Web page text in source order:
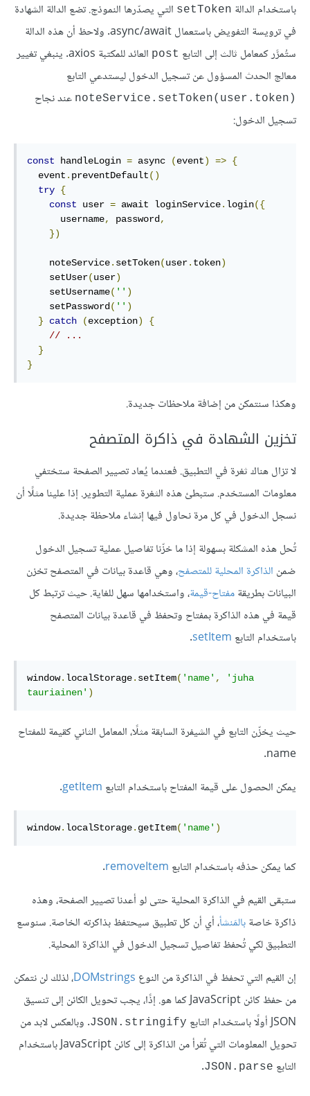
باستخدام الدالة setToken التي يصدّرها النموذج. تضع الدالة الشهادة
في ترويسة التفويض باستعمال async/await. ولاحظ أن هذه الدالة
ستُمرَّر كمعامل ثالث إلى التابع post
العائد للمكتبة axios. ينبغي تغيير
معالج الحدث المسؤول عن تسجيل الدخول ليستدعي التابع
(noteService.setToken(user.token
عند نجاح
تسجيل الدخول:
const handleLogin = async (event) => {
  event
. preventDefault()
try {
const user = await loginService. login({
      username
, password ,
})
    noteService
. setToken(user. token)
    setUser
(user)
    setUsername
( '' )
    setPassword
( '' )
}
catch (exception)
{
// ...
}
}
وهكذا سنتمكن من إضافة ملاحظات جديدة.
تخزين الشهادة في ذاكرة المتصفح
لا تزال هناك ثغرة في التطبيق. فعندما يُعاد تصيير الصفحة ستختفي
معلومات المستخدم. ستبطئ هذه الثغرة عملية التطوير. إذا علينا مثلًا أن
نسجل الدخول في كل مرة نحاول فيها إنشاء ملاحظة جديدة.
تُحل هذه المشكلة بسهولة إذا ما خزّنا تفاصيل عملية تسجيل الدخول
ضمن الذاكرة المحلية للمتصفح، وهي قاعدة بيانات في المتصفح تخزن
البيانات بطريقةمفتاح-قيمة، واستخدامها سهل للغاية. حيث ترتبط كل
قيمة في هذه الذاكرة بمفتاح وتحفظ في قاعدة بيانات المتصفح
باستخدام التابع setItem
.
window. localStorage. setItem( 'name' ,
'juha
tauriainen' )
حيث يخزّن التابع في الشيفرة السابقة مثلًا، المعامل الثاني كقيمة للمفتاح
name.
يمكن الحصول على قيمة المفتاح باستخدام التابع getItem
.
window. localStorage. getItem( 'name' )
كما يمكن حذفه باستخدام التابع removeItem
.
ستبقى القيم في الذاكرة المحلية حتى لو أعدنا تصيير الصفحة، وهذه
ذاكرة خاصةبالمَنشأ، أي أن كل تطبيق سيحتفظ بذاكرته الخاصة. سنوسع
التطبيق لكي تُحفظ تفاصيل تسجيل الدخول في الذاكرة المحلية.
إن القيم التي تحفظ في الذاكرة من النوع DOMstrings، لذلك لن نتمكن
من حفظ كائن JavaScript كما هو. إذًا، يجب تحويل الكائن إلى تنسيق
JSON أولًا باستخدام التابع
JSON.stringify. وبالعكس لابد من
تحويل المعلومات التي تُقرأ من الذاكرة إلى كائن JavaScript باستخدام
التابع JSON.parse
.